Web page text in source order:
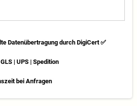
Datenübertragung durch DigiCert ✅
| UPS | Spedition
bei Anfragen